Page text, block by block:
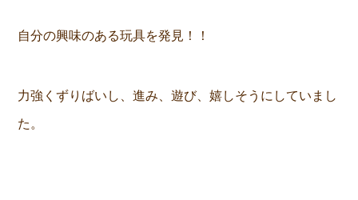
自分の興味のある玩具を発見！！
力強くずりばいし、進み、遊び、嬉しそうにしていまし
た。